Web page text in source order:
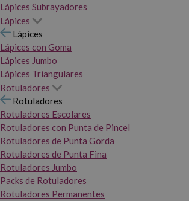
Lápices Subrayadores
Lápices
Lápices
Lápices con Goma
Lápices Jumbo
Lápices Triangulares
Rotuladores
Rotuladores
Rotuladores Escolares
Rotuladores con Punta de Pincel
Rotuladores de Punta Gorda
Rotuladores de Punta Fina
Rotuladores Jumbo
Packs de Rotuladores
Rotuladores Permanentes